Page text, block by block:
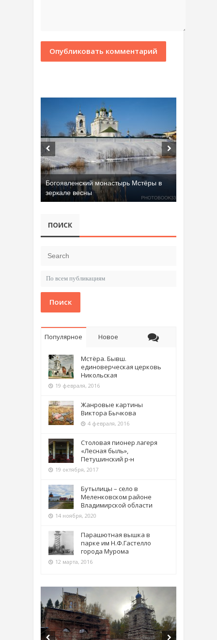
Добрятинский карьер (д. Алферово)
ПОИСК
Поиск
Популярное Новое
Мстёра. Бывш.
единоверческая церковь
Никольская
19 февраля, 2016
Жанровые картины
Виктора Бычкова
4 февраля, 2016
Столовая пионер лагеря
«Лесная быль»,
Петушинский р-н
19 октября, 2017
Бутылицы – село в
Меленковском районе
Владимирской области
14 ноября, 2020
Парашютная вышка в
парке им Н.Ф.Гастелло
города Мурома
12 марта, 2016